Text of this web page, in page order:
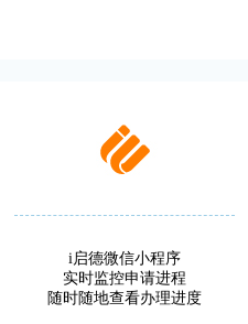
i启德微信小程序
实时监控申请进程
随时随地查看办理进度